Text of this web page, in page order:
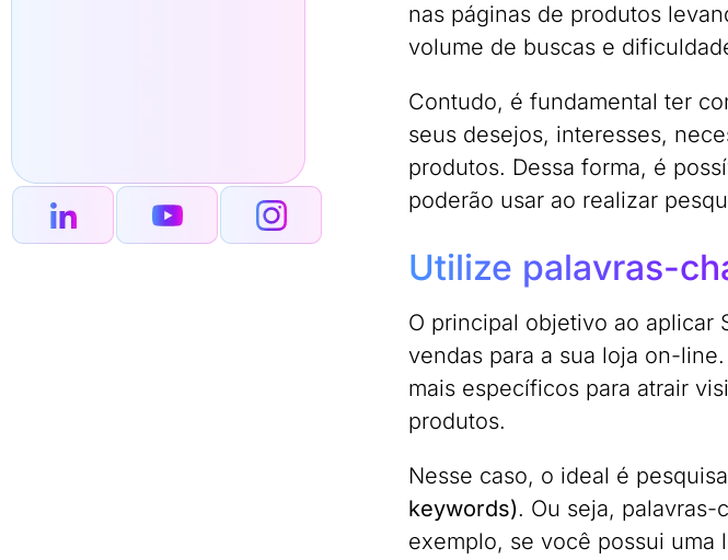
nas páginas de produtos
volume de buscas e
Contudo, é fundamental ter
seus desejos, interesses,
produtos. Dessa forma, é
poderão usar ao realizar
Utilize palavras-
O principal objetivo ao aplicar
vendas para a sua loja on-
mais específicos para atrair
produtos.
Nesse caso, o ideal é
keywords). Ou seja, palavras-
exemplo, se você possui uma